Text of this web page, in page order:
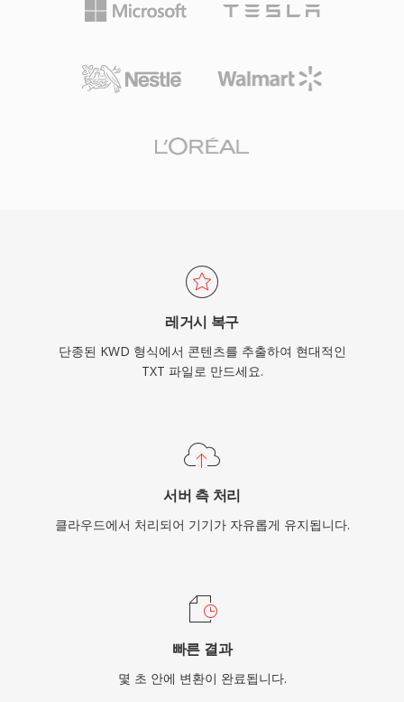
레거시 복구
단종된 KWD 형식에서 콘텐츠를 추출하여 현대적인
TXT 파일로 만드세요.
서버 측 처리
클라우드에서 처리되어 기기가 자유롭게 유지됩니다.
빠른 결과
몇 초 안에 변환이 완료됩니다.